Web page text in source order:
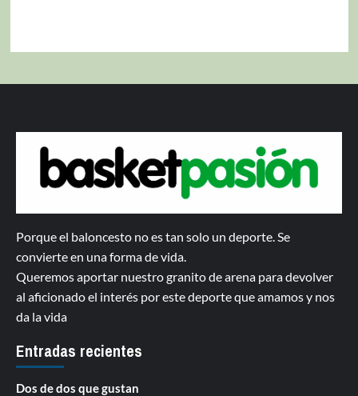
Porque el baloncesto no es tan solo un deporte. Se
convierte en una forma de vida.
Queremos aportar nuestro granito de arena para devolver
al aficionado el interés por este deporte que amamos y nos
da la vida
Entradas recientes
Dos de dos que gustan